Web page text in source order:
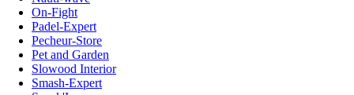
On-Fight
Padel-Expert
Pecheur-Store
Pet and Garden
Slowood Interior
Smash-Expert